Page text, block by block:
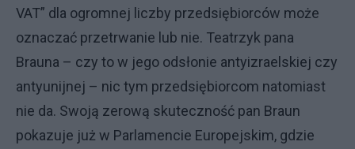
VAT” dla ogromnej liczby przedsiębiorców może
oznaczać przetrwanie lub nie. Teatrzyk pana
Brauna – czy to w jego odsłonie antyizraelskiej czy
antyunijnej – nic tym przedsiębiorcom natomiast
nie da. Swoją zerową skuteczność pan Braun
pokazuje już w Parlamencie Europejskim, gdzie